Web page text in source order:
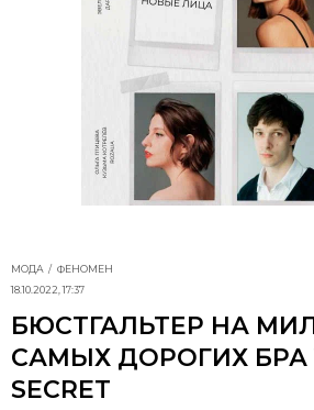
МОДА
ФЕНОМЕН
18.10.2022, 17:37
БЮСТГАЛЬТЕР НА
САМЫХ ДОРОГИХ БРА
SECRET